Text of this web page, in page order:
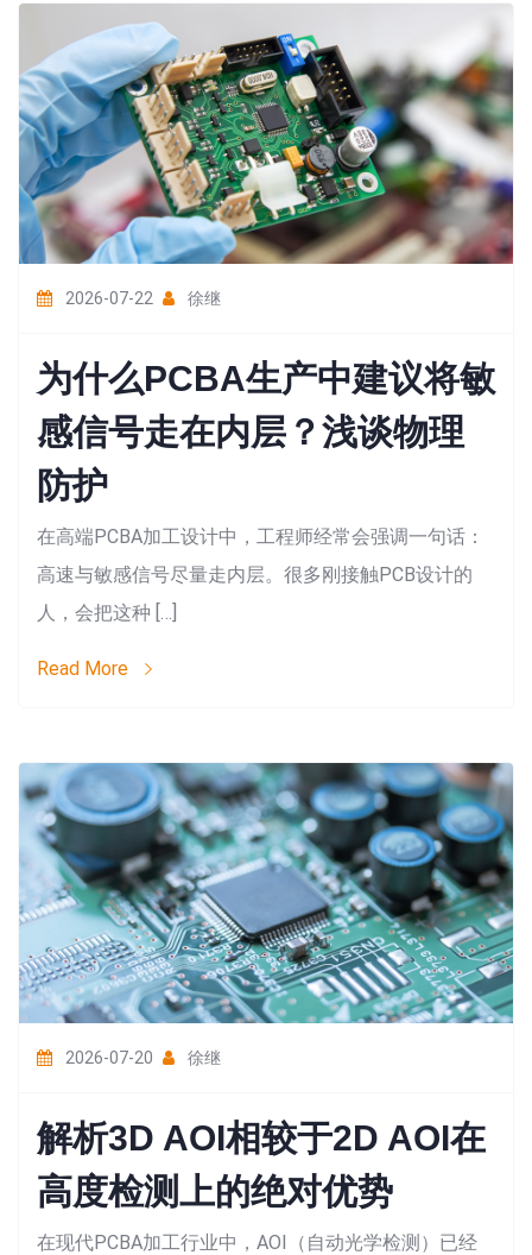
2026-07-22 徐继
为什么PCBA生产中建议将敏
感信号走在内层？浅谈物理
防护
在高端PCBA加工设计中，工程师经常会强调一句话：
高速与敏感信号尽量走内层。很多刚接触PCB设计的
人，会把这种 […]
Read More
2026-07-20 徐继
解析3D AOI相较于2D AOI在
高度检测上的绝对优势
在现代PCBA加工行业中，AOI（自动光学检测）已经